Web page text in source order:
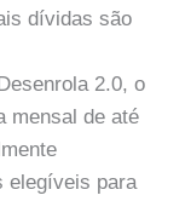
dívidas são
2.0, o
mensal de até
elegíveis para